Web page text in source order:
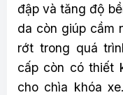
đập và tăng độ
da còn giúp cầm
rớt trong quá
cấp còn có thiết
cho chìa khóa